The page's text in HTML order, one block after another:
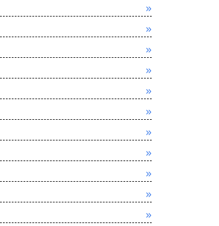
»
»
»
»
»
»
»
»
»
»
»